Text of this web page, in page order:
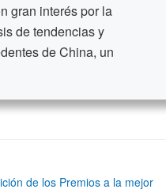
gran interés por la
de tendencias y
de China, un
de los Premios a la mejor